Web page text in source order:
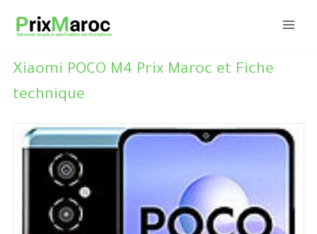
Xiaomi POCO M4 Prix Maroc et Fiche
technique